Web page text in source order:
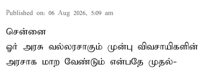
Published on: 06 Aug 2026, 5:09 am
சென்னை
ஓர் அரசு வல்லரசாகும் முன்பு விவசாயிகளின்
அரசாக மாற வேண்டும் என்பதே முதல்-